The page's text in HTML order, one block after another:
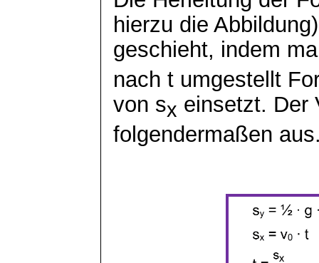
hierzu die Abbildung)
geschieht, indem
nach t umgestellt
von sx einsetzt. Der
folgendermaßen